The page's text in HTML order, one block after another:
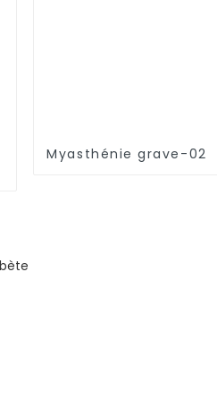
Myasthénie grave-02